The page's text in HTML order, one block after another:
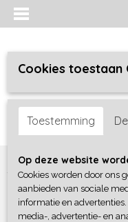
Inloggen Registreren
Home >Meisjes>Truien /
Cookies toestaan
Toestemming
Op deze website
Cookies worden door ons
aanbieden van sociale
informatie en
media-, advertentie- en